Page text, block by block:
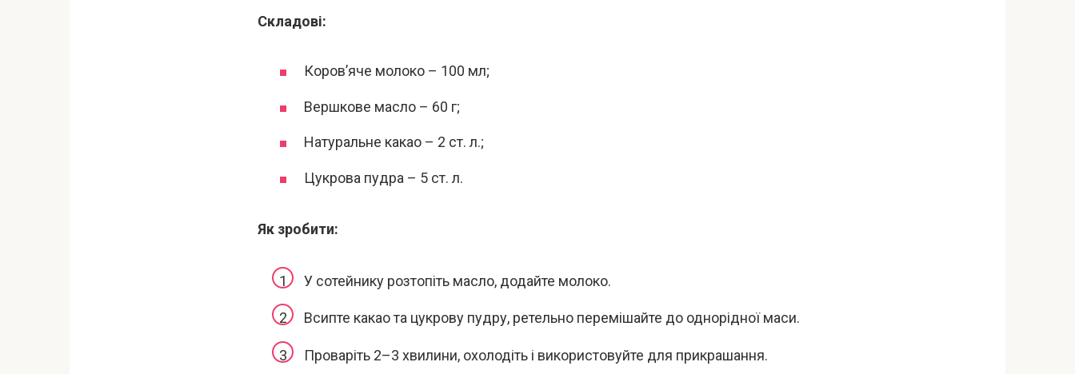
Складові:
Коров’яче молоко – 100 мл;
Вершкове масло – 60 г;
Натуральне какао – 2 ст. л.;
Цукрова пудра – 5 ст. л.
Як зробити:
У сотейнику розтопіть масло, додайте молоко.
Всипте какао та цукрову пудру, ретельно перемішайте до однорідної маси.
Проваріть 2–3 хвилини, охолодіть і використовуйте для прикрашання.